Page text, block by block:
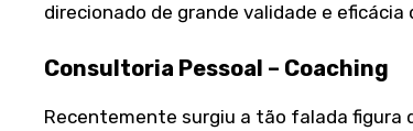
direcionado de grande validade e
Consultoria Pessoal – Coaching
Recentemente surgiu a tão falada figura